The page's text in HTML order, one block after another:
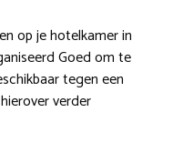
op je hotelkamer in
Goed om te
tegen een
verder